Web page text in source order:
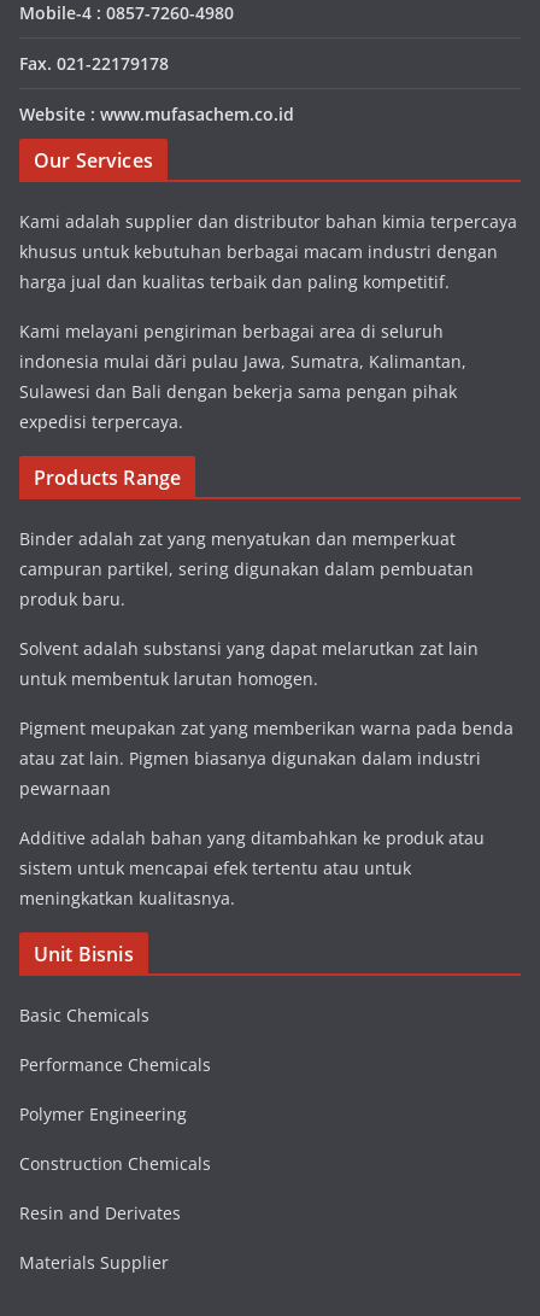
Mobile-4 : 0857-7260-4980
Fax. 021-22179178
Website : www.mufasachem.co.id
Our Services
Kami adalah supplier dan distributor bahan kimia terpercaya
khusus untuk kebutuhan berbagai macam industri dengan
harga jual dan kualitas terbaik dan paling kompetitif.
Kami melayani pengiriman berbagai area di seluruh
indonesia mulai dări pulau Jawa, Sumatra, Kalimantan,
Sulawesi dan Bali dengan bekerja sama pengan pihak
expedisi terpercaya.
Products Range
Binder adalah zat yang menyatukan dan memperkuat
campuran partikel, sering digunakan dalam pembuatan
produk baru.
Solvent adalah substansi yang dapat melarutkan zat lain
untuk membentuk larutan homogen.
Pigment meupakan zat yang memberikan warna pada benda
atau zat lain. Pigmen biasanya digunakan dalam industri
pewarnaan
Additive adalah bahan yang ditambahkan ke produk atau
sistem untuk mencapai efek tertentu atau untuk
meningkatkan kualitasnya.
Unit Bisnis
Basic Chemicals
Performance Chemicals
Polymer Engineering
Construction Chemicals
Resin and Derivates
Materials Supplier